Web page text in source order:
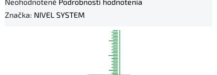
hodnotenie
Značka: NIVEL SYSTEM